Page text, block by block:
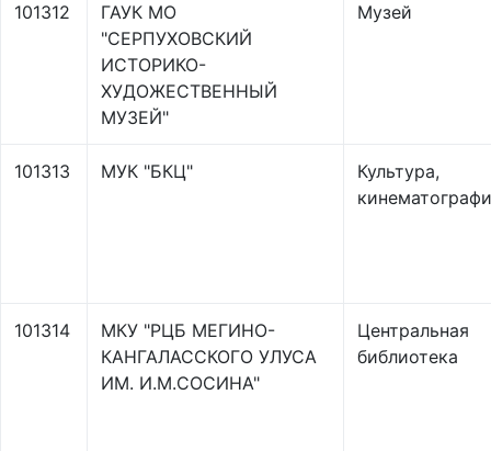
101312
ГАУК МО
"СЕРПУХОВСКИЙ
ИСТОРИКО-
ХУДОЖЕСТВЕННЫЙ
МУЗЕЙ"
Музей
101313 МУК "БКЦ"
Культура,
101314
МКУ "РЦБ МЕГИНО-
КАНГАЛАССКОГО УЛУСА
ИМ. И.М.СОСИНА"
Центральная
библиотека